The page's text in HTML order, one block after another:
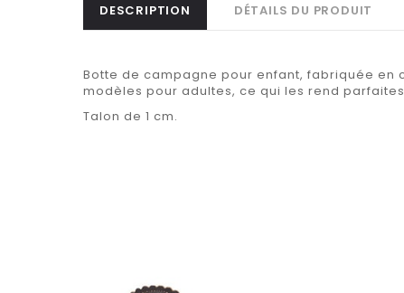
DESCRIPTION DÉTAILS DU PRODUIT
Botte de campagne pour enfant, fabriquée en
modèles pour adultes, ce qui les rend
Talon de 1 cm.